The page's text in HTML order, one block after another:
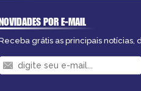
POR E-MAIL
grátis as principais notícias,